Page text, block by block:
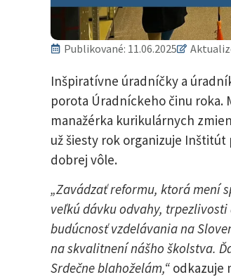
Publikované: 11.06.2025
Inšpiratívne úradníčky a
porota Úradníckeho činu roka.
manažérka kurikulárnych
už šiesty rok organizuje
dobrej vôle.
„Zavádzať reformu, ktorá mení
veľkú dávku odvahy,
budúcnosť vzdelávania na
na skvalitnení nášho školstva.
Srdečne blahoželám,“ odkazuje